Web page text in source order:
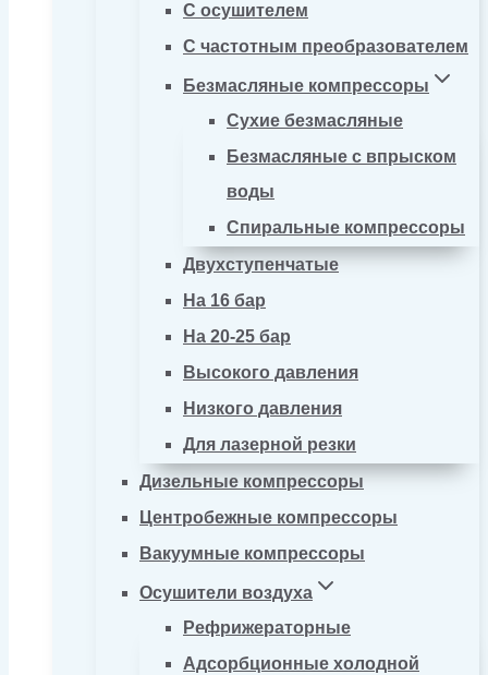
С осушителем
С частотным преобразователем
Безмасляные компрессоры
Сухие безмасляные
Безмасляные с впрыском
воды
Спиральные компрессоры
Двухступенчатые
На 16 бар
На 20-25 бар
Высокого давления
Низкого давления
Для лазерной резки
Дизельные компрессоры
Центробежные компрессоры
Вакуумные компрессоры
Осушители воздуха
Рефрижераторные
Адсорбционные холодной